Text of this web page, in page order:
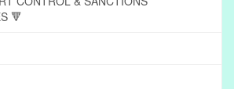
🔻